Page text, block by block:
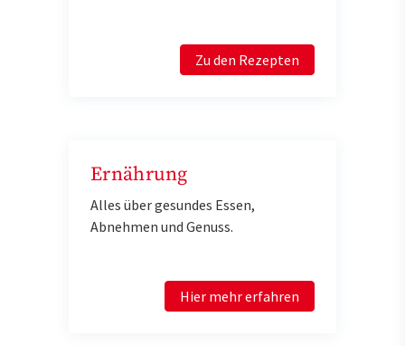
Zu den Rezepten
Ernährung
Alles über gesundes Essen,
Abnehmen und Genuss.
Hier mehr erfahren